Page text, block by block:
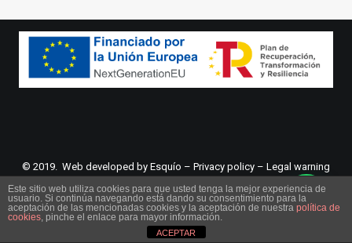
© 2019. Web developed by Esquío – Privacy policy – Legal warning
Este sitio web utiliza cookies para que usted tenga la mejor experiencia de
usuario. Si continúa navegando está dando su consentimiento para la
aceptación de las mencionadas cookies y la aceptación de nuestra política de
cookies, pinche el enlace para mayor información.
ACEPTAR